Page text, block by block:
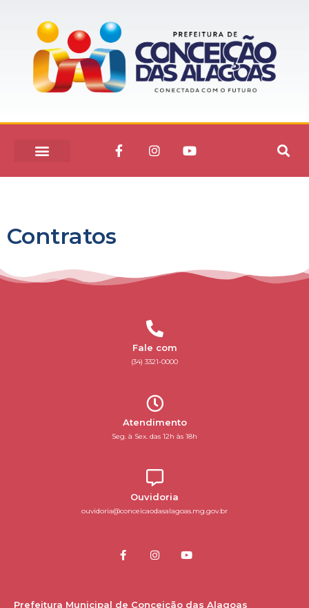
Contratos
Fale com
(34) 3321-0000
Atendimento
Seg. à Sex. das 12h às 18h
Ouvidoria
ouvidoria@conceicaodasalagoas.mg.gov.br
Prefeitura Municipal de Conceição das Alagoas